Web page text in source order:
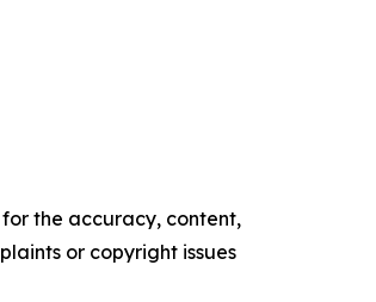
the accuracy, content,
or copyright issues